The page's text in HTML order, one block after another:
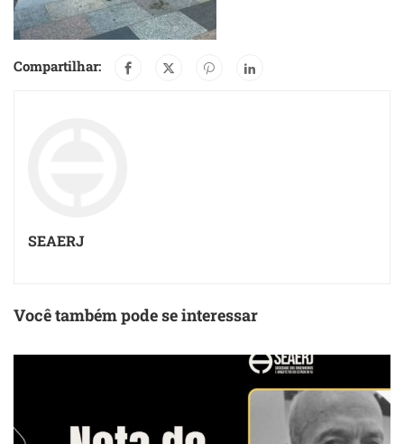
Compartilhar:
SEAERJ
Você também pode se interessar